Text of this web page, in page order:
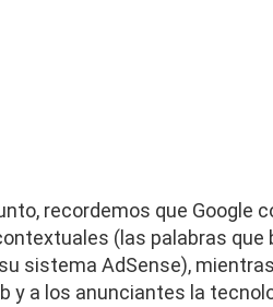
recordemos que Google
(las palabras que
sistema AdSense),
y a los anunciantes la